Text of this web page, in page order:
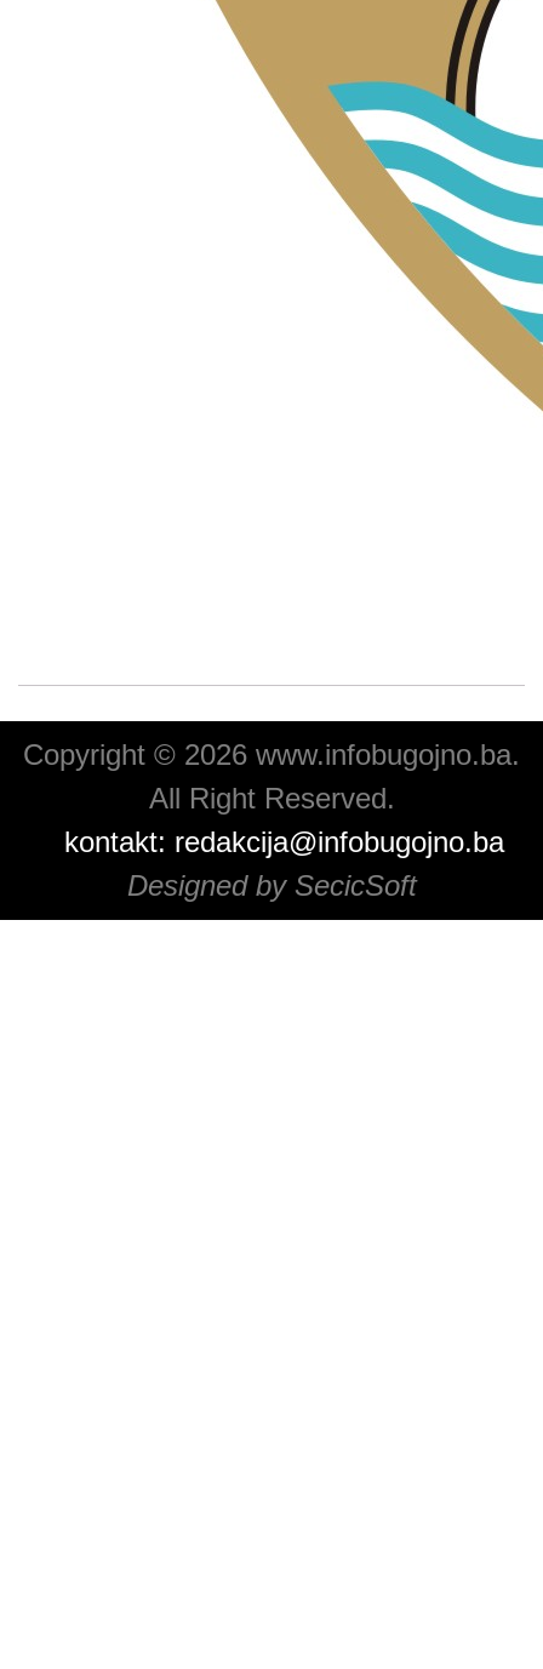
Copyright © 2026 www.infobugojno.ba.
All Right Reserved.
kontakt: redakcija@infobugojno.ba
Designed by SecicSoft